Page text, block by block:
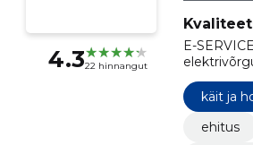
4.322 hinnangut
E-
käit ja
ehitus